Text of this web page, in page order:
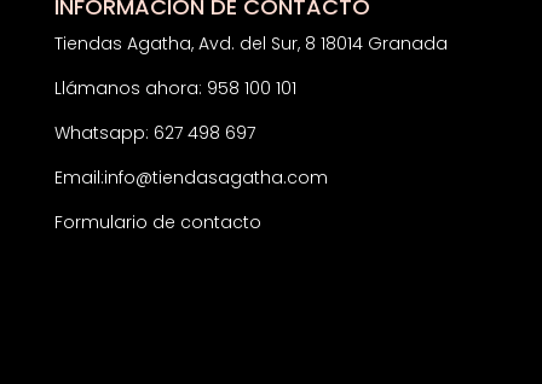
INFORMACIÓN DE CONTACTO
Tiendas Agatha, Avd. del Sur, 8 18014 Granada
Llámanos ahora: 958 100 101
Whatsapp: 627 498 697
Email:info@tiendasagatha.com
Formulario de contacto